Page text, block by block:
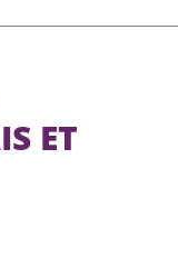
RESTAURATION
ET